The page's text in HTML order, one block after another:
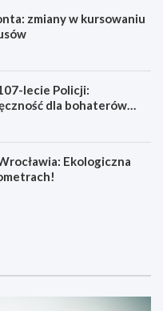
zmiany w kursowaniu
lecie Policji:
dla bohaterów
Ekologiczna